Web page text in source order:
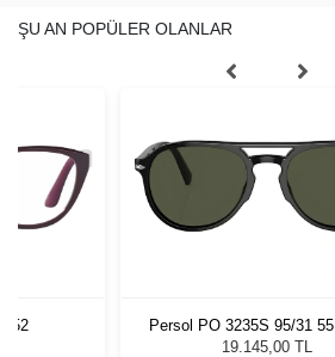
ŞU AN POPÜLER OLANLAR
52
Persol PO 3235S 95/31
Güneş Gözlüğü
19.145,00 TL